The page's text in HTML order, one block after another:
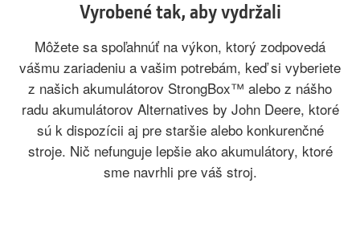
Vyrobené tak, aby vydržali
Môžete sa spoľahnúť na výkon, ktorý zodpovedá
vášmu zariadeniu a vašim potrebám, keď si vyberiete
z našich akumulátorov StrongBox™ alebo z nášho
radu akumulátorov Alternatives by John Deere, ktoré
sú k dispozícii aj pre staršie alebo konkurenčné
stroje. Nič nefunguje lepšie ako akumulátory, ktoré
sme navrhli pre váš stroj.